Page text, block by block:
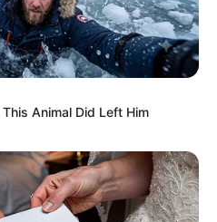
Animal Did Left Him